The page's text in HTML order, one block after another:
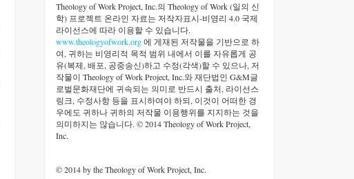
Theology of Work Project, Inc.의 Theology of Work (일의 신
학) 프로젝트 온라인 자료는 저작자표시-비영리 4.0 국제
라이선스에 따라 이용할 수 있습니다.
www.theologyofwork.org에 게재된 저작물을 기반으로 하
여, 귀하는 비영리적 목적 범위 내에서 이를 자유롭게 공
유(복제, 배포, 공중송신)하고 수정(각색)할 수 있으나, 저
작물이 Theology of Work Project, Inc.와 재단법인 G&M글
로벌문화재단에 귀속되는 의미로 반드시 출처, 라이선스
링크, 수정사항 등을 표시하여야 하되, 이것이 어떠한 경
우에도 귀하나 귀하의 저작물 이용행위를 지지하는 것을
의미하지는 않습니다. © 2014 Theology of Work Project,
Inc.
© 2014 by the Theology of Work Project, Inc.